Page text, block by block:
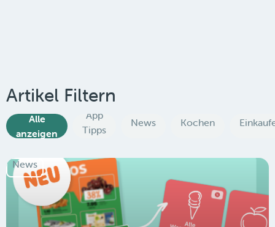
Artikel Filtern
Alle
anzeigen
App
Tipps
News Kochen
News